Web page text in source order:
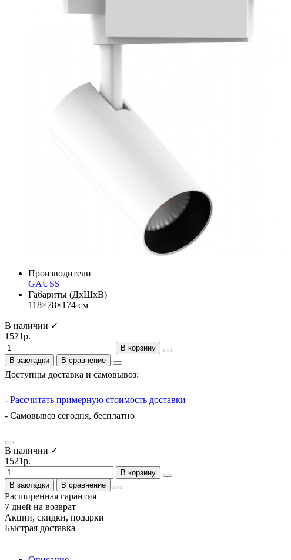
Производители
GAUSS
Габариты (ДхШхВ)
118×78×174 см
В наличии ✓
1521р.
В корзину
В закладки
В сравнение
Доступны доставка и самовывоз:
- Рассчитать примерную стоимость доставки
- Самовывоз сегодня, бесплатно
В наличии ✓
1521р.
В корзину
В закладки
В сравнение
Расширенная гарантия
7 дней на возврат
Акции, скидки, подарки
Быстрая доставка